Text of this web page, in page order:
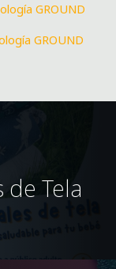
GROUND
GROUND
de Tela